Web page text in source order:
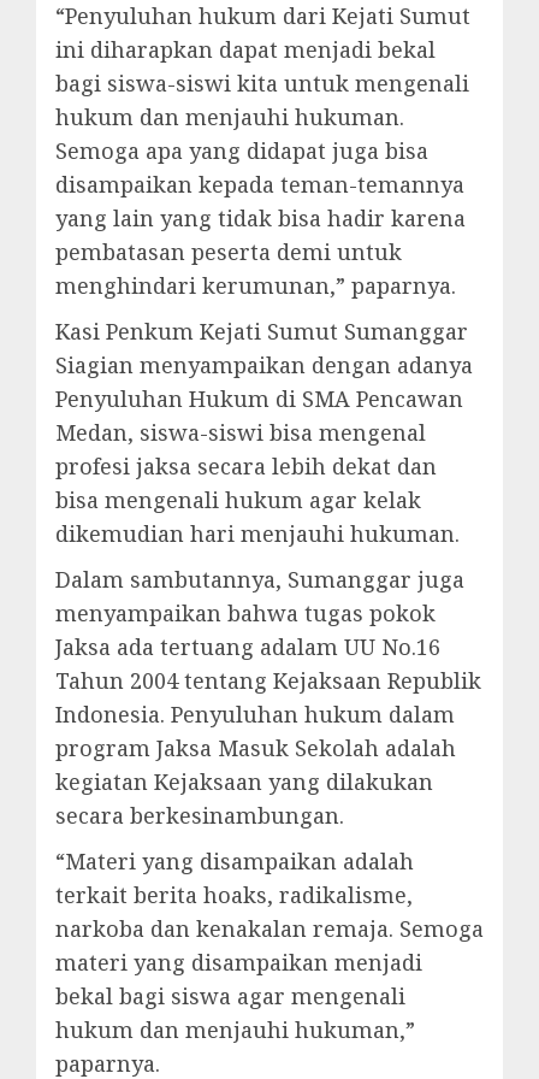
“Penyuluhan hukum dari Kejati Sumut
ini diharapkan dapat menjadi bekal
bagi siswa-siswi kita untuk mengenali
hukum dan menjauhi hukuman.
Semoga apa yang didapat juga bisa
disampaikan kepada teman-temannya
yang lain yang tidak bisa hadir karena
pembatasan peserta demi untuk
menghindari kerumunan,” paparnya.
Kasi Penkum Kejati Sumut Sumanggar
Siagian menyampaikan dengan adanya
Penyuluhan Hukum di SMA Pencawan
Medan, siswa-siswi bisa mengenal
profesi jaksa secara lebih dekat dan
bisa mengenali hukum agar kelak
dikemudian hari menjauhi hukuman.
Dalam sambutannya, Sumanggar juga
menyampaikan bahwa tugas pokok
Jaksa ada tertuang adalam UU No.16
Tahun 2004 tentang Kejaksaan Republik
Indonesia. Penyuluhan hukum dalam
program Jaksa Masuk Sekolah adalah
kegiatan Kejaksaan yang dilakukan
secara berkesinambungan.
“Materi yang disampaikan adalah
terkait berita hoaks, radikalisme,
narkoba dan kenakalan remaja. Semoga
materi yang disampaikan menjadi
bekal bagi siswa agar mengenali
hukum dan menjauhi hukuman,”
paparnya.